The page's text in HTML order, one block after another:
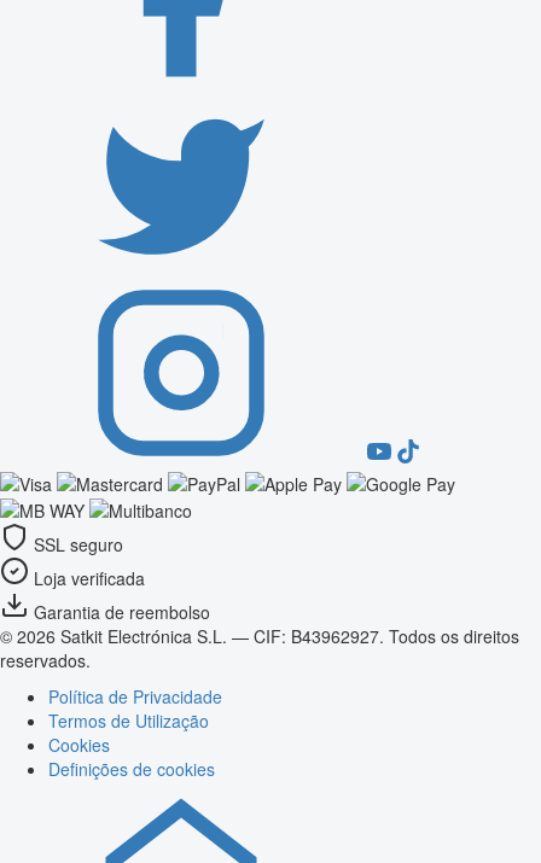
SSL seguro
Loja verificada
Garantia de reembolso
© 2026 Satkit Electrónica S.L. — CIF: B43962927. Todos os direitos
reservados.
Política de Privacidade
Termos de Utilização
Cookies
Definições de cookies